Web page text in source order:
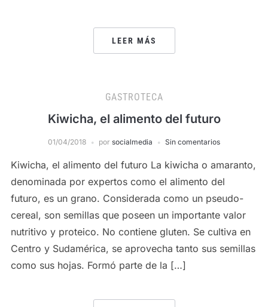
LEER MÁS
GASTROTECA
Kiwicha, el alimento del futuro
01/04/2018 por socialmedia Sin comentarios
Kiwicha, el alimento del futuro La kiwicha o amaranto,
denominada por expertos como el alimento del
futuro, es un grano. Considerada como un pseudo-
cereal, son semillas que poseen un importante valor
nutritivo y proteico. No contiene gluten. Se cultiva en
Centro y Sudamérica, se aprovecha tanto sus semillas
como sus hojas. Formó parte de la […]